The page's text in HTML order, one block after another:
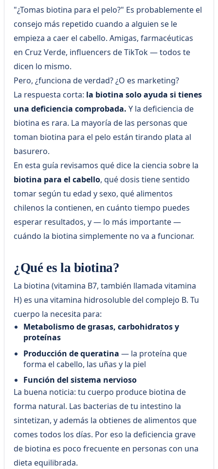
"¿Tomas biotina para el pelo?" Es probablemente el
consejo más repetido cuando a alguien se le
empieza a caer el cabello. Amigas, farmacéuticas
en Cruz Verde, influencers de TikTok — todos te
dicen lo mismo.
Pero, ¿funciona de verdad? ¿O es marketing?
La respuesta corta: la biotina solo ayuda si tienes
una deficiencia comprobada. Y la deficiencia de
biotina es rara. La mayoría de las personas que
toman biotina para el pelo están tirando plata al
basurero.
En esta guía revisamos qué dice la ciencia sobre la
biotina para el cabello, qué dosis tiene sentido
tomar según tu edad y sexo, qué alimentos
chilenos la contienen, en cuánto tiempo puedes
esperar resultados, y — lo más importante —
cuándo la biotina simplemente no va a funcionar.
¿Qué es la biotina?
La biotina (vitamina B7, también llamada vitamina
H) es una vitamina hidrosoluble del complejo B. Tu
cuerpo la necesita para:
Metabolismo de grasas, carbohidratos y
proteínas
Producción de queratina — la proteína que
forma el cabello, las uñas y la piel
Función del sistema nervioso
La buena noticia: tu cuerpo produce biotina de
forma natural. Las bacterias de tu intestino la
sintetizan, y además la obtienes de alimentos que
comes todos los días. Por eso la deficiencia grave
de biotina es poco frecuente en personas con una
dieta equilibrada.